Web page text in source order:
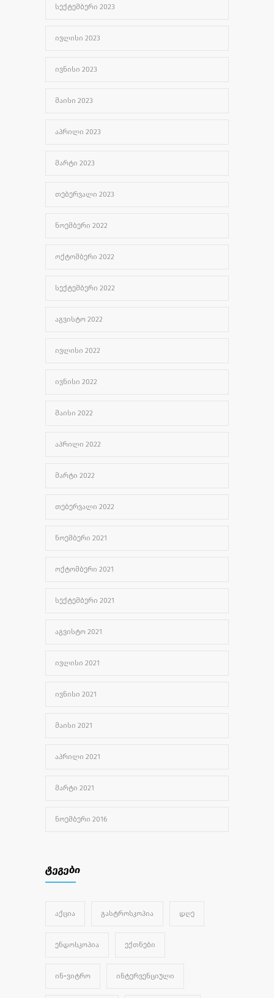
ᲡᲔᲥᲢᲔᲛᲑᲔᲠᲘ 2023
ᲘᲕᲚᲘᲡᲘ 2023
ᲘᲕᲜᲘᲡᲘ 2023
ᲛᲐᲘᲡᲘ 2023
ᲐᲞᲠᲘᲚᲘ 2023
ᲛᲐᲠᲢᲘ 2023
ᲗᲔᲑᲔᲠᲕᲐᲚᲘ 2023
ᲜᲝᲔᲛᲑᲔᲠᲘ 2022
ᲝᲥᲢᲝᲛᲑᲔᲠᲘ 2022
ᲡᲔᲥᲢᲔᲛᲑᲔᲠᲘ 2022
ᲐᲒᲕᲘᲡᲢᲝ 2022
ᲘᲕᲚᲘᲡᲘ 2022
ᲘᲕᲜᲘᲡᲘ 2022
ᲛᲐᲘᲡᲘ 2022
ᲐᲞᲠᲘᲚᲘ 2022
ᲛᲐᲠᲢᲘ 2022
ᲗᲔᲑᲔᲠᲕᲐᲚᲘ 2022
ᲜᲝᲔᲛᲑᲔᲠᲘ 2021
ᲝᲥᲢᲝᲛᲑᲔᲠᲘ 2021
ᲡᲔᲥᲢᲔᲛᲑᲔᲠᲘ 2021
ᲐᲒᲕᲘᲡᲢᲝ 2021
ᲘᲕᲚᲘᲡᲘ 2021
ᲘᲕᲜᲘᲡᲘ 2021
ᲛᲐᲘᲡᲘ 2021
ᲐᲞᲠᲘᲚᲘ 2021
ᲛᲐᲠᲢᲘ 2021
ᲜᲝᲔᲛᲑᲔᲠᲘ 2016
ტეგები
ᲐᲥᲪᲘᲐ ᲒᲐᲡᲢᲠᲝᲡᲙᲝᲞᲘᲐ ᲓᲦᲔ
ᲔᲜᲓᲝᲡᲙᲝᲞᲘᲐ ᲔᲥᲗᲜᲔᲑᲘ
ᲘᲜ-ᲕᲘᲢᲠᲝ ᲘᲜᲢᲔᲠᲕᲔᲜᲪᲘᲣᲚᲘ